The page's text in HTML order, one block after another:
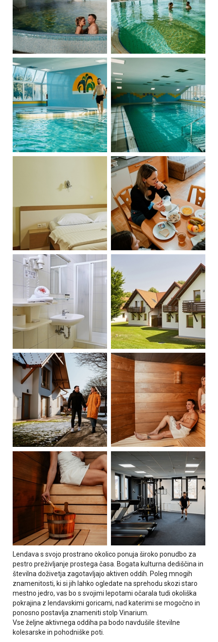
Lendava s svojo prostrano okolico ponuja široko ponudbo za
pestro preživljanje prostega časa. Bogata kulturna dediščina in
številna doživetja zagotavljajo aktiven oddih. Poleg mnogih
znamenitosti, ki si jih lahko ogledate na sprehodu skozi staro
mestno jedro, vas bo s svojimi lepotami očarala tudi okoliška
pokrajina z lendavskimi goricami, nad katerimi se mogočno in
ponosno postavlja znameniti stolp Vinarium.
Vse željne aktivnega oddiha pa bodo navdušile številne
kolesarske in pohodniške poti.